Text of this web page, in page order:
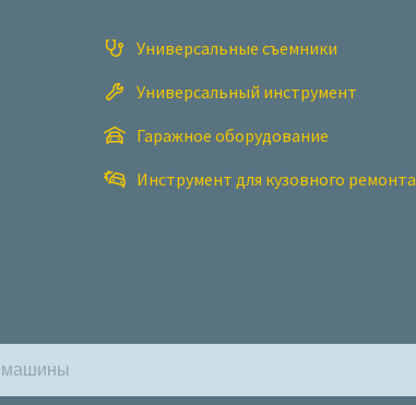
Универсальные съемники
Универсальный инструмент
Гаражное оборудование
Инструмент для кузовного ремонта